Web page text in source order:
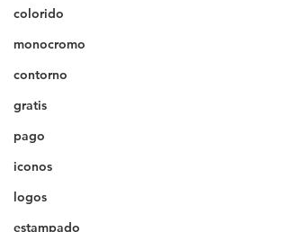
colorido
monocromo
contorno
gratis
pago
iconos
logos
estampado